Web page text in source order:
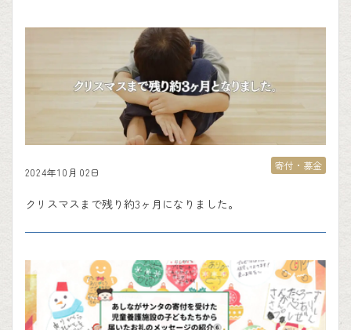
2024年10月02日
クリスマスまで残り約3ヶ月になりました。
寄付・募金